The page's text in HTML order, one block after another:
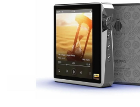
生成式AI與雲端應用
Enterprise Digital Transformation